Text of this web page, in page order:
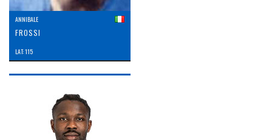
ANNIBALE
FROSSI
LAT: 115